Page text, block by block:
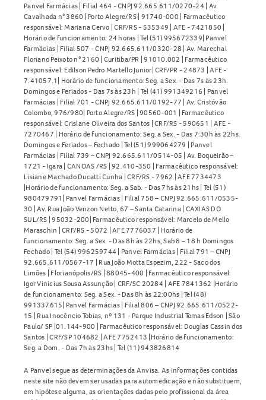
Panvel Farmácias | Filial 464 - CNPJ 92.665.611/0270-24 | Av.
Cavalhada n° 3860 | Porto Alegre/RS | 91740-000 | Farmacêutico
responsável: Mariana Cervo | CRF/RS - 535349 | AFE - 7421850 |
Horário de funcionamento: 24 horas | Tel (51) 995672339| Panvel
Farmácias | Filial 507 - CNPJ 92.665.611/0320-28 | Av. Marechal
Floriano Peixoto n° 2160 | Curitiba/PR | 91010.002 | Farmacêutico
responsável: Edilson Pedro Martello Junior| CRF/PR - 24873 | AFE -
7.41057.1| Horário de funcionamento: Seg. a Sex. - Das 7s às 23h.
Domingos e Feriados - Das 7s às 23h | Tel (41) 991349216 | Panvel
Farmácias | Filial 701 - CNPJ 92.665.611/0192-77 | Av. Cristóvão
Colombo, 976/980| Porto Alegre/RS | 90560-001 | Farmacêutico
responsável: Crislane Oliveira dos Santos | CRF/RS - 590651 | AFE -
7270467 | Horário de funcionamento: Seg. a Sex. - Das 7:30h às 22hs.
Domingos e Feriados – Fechado | Tel (51) 999064279 | Panvel
Farmácias | Filial 739 – CNPJ 92.665.611/0514-05 | Av. Boqueirão –
1721 - Igara | CANOAS /RS | 92.410-350 | Farmacêutico responsável:
Lisiane Machado Ducatti Cunha | CRF/RS - 7962 | AFE 7734473
|Horário de funcionamento: Seg. a Sab. - Das 7hs às 21hs | Tel (51)
980479791| Panvel Farmácias | Filial 758 – CNPJ 92.665.611/0535-
30 | Av. Rua João Venzon Netto, 67 – Santa Catarina | CAXIAS DO
SUL/RS | 95032-200| Farmacêutico responsável: Marcelo de Mello
Maraschin | CRF/RS - 5072 | AFE 7776037 | Horário de
funcionamento: Seg. a Sex. - Das 8h às 22hs, Sab 8 – 18 h Domingos
Fechado | Tel (54) 996259744 | Panvel Farmácias | Filial 791 – CNPJ
92.665.611/0567-17 | Rua João Motta Espezim, 222 - Saco dos
Limões | Florianópolis/RS | 88045-400 | Farmacêutico responsável:
Igor Vinicius Sousa Assunção | CRF/SC 20284 | AFE 7841362 |Horário
de funcionamento: Seg. a Sex. - Das 8h às 22:00hs | Tel (48)
991337615| Panvel Farmácias | Filial 806 – CNPJ 92.665.611/0522-
15 | Rua Inocêncio Tobias, nº 131 - Parque Industrial Tomas Edson | São
Paulo/ SP |01.144-900 | Farmacêutico responsável: Douglas Cassin dos
Santos | CRF/SP 104682 | AFE 7752413 |Horário de funcionamento:
Seg. a Dom. - Das 7h às 23hs | Tel (11) 943826814
A Panvel segue as determinações da Anvisa. As informações contidas
neste site não devem ser usadas para automedicação e não substituem,
em hipótese alguma, as orientações dadas pelo profissional da área